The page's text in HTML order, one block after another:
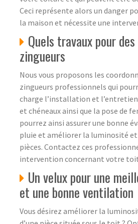
Ceci représente alors un danger
la maison et nécessite une
Quels travaux pour
zingueurs
Nous vous proposons les
zingueurs professionnels qui
charge l’installation et
et chéneaux ainsi que la pose de
pourrez ainsi assurer une bonne
pluie et améliorer la luminosité et
pièces. Contactez ces
intervention concernant votre
Un velux pour une
et une bonne ventilation
Vous désirez améliorer la